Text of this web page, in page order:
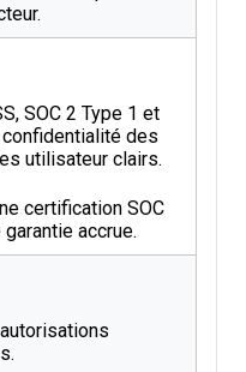
SOC 2 Type 1 et
des
utilisateur clairs.
certification SOC
accrue.